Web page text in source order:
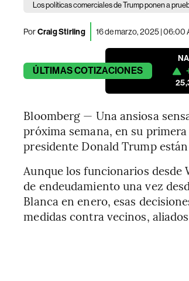
Los políticas comerciales de Trump ponen a
PorCraig Stirling 16 de marzo, 2025 | 06:00
ÚLTIMASCOTIZACIONES
Bloomberg — Una ansiosa
próxima semana, en su
presidente Donald Trump
Aunque los funcionarios desde
de endeudamiento una vez
Blanca en enero, esas
medidas contra vecinos,